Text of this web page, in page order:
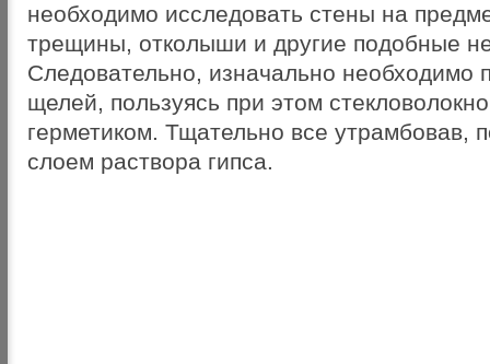
необходимо исследовать стены на
трещины, отколыши и другие подобные
Следовательно, изначально необходимо
щелей, пользуясь при этом
герметиком. Тщательно все утрамбовав,
слоем раствора гипса.